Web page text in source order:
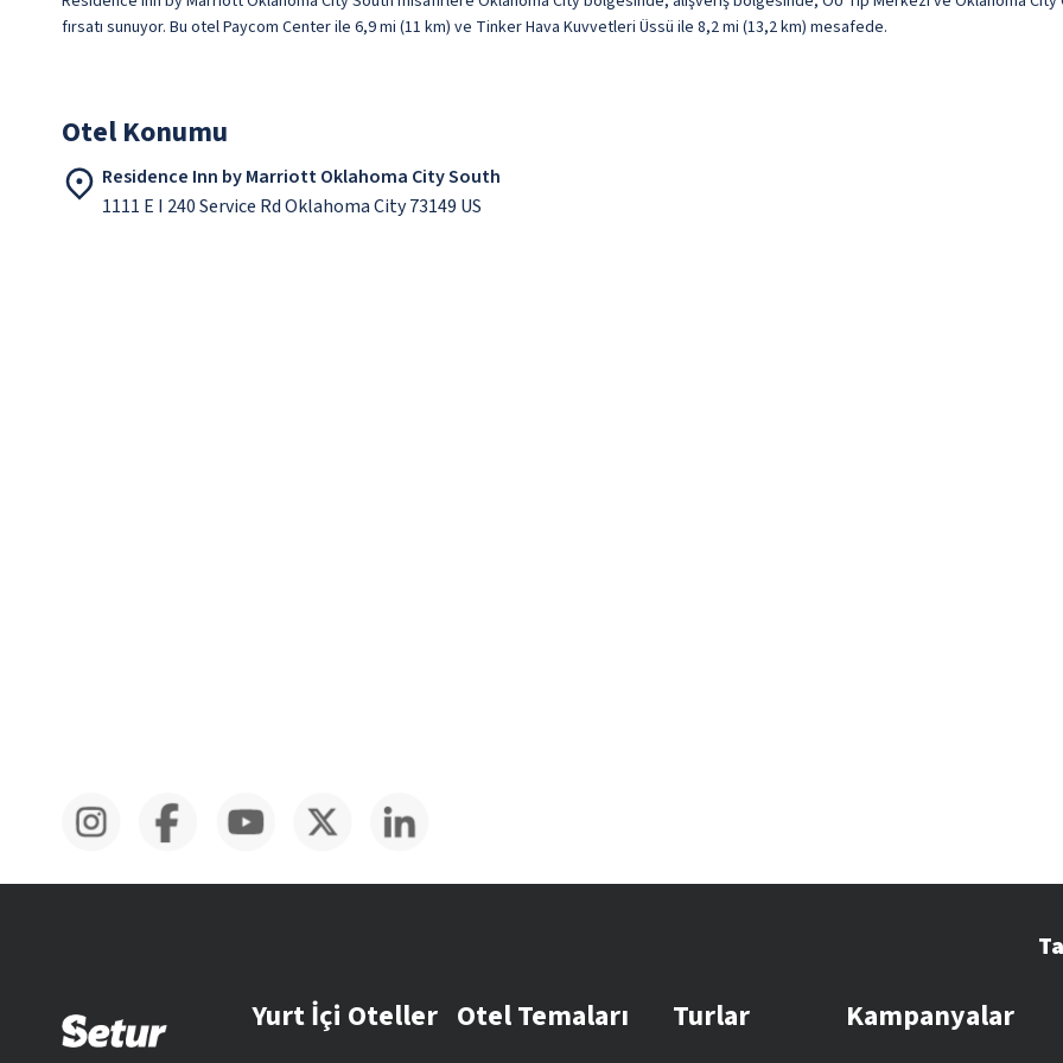
fırsatı sunuyor. Bu otel Paycom Center ile 6,9 mi (11 km) ve Tinker Hava Kuvvetleri Üssü ile 8,2 mi (13,2 km) mesafede.
Otel Konumu
Residence Inn by Marriott Oklahoma City South
1111 E I 240 Service Rd Oklahoma City 73149 US
Yurt İçi Oteller Otel Temaları Turlar Kampanyalar